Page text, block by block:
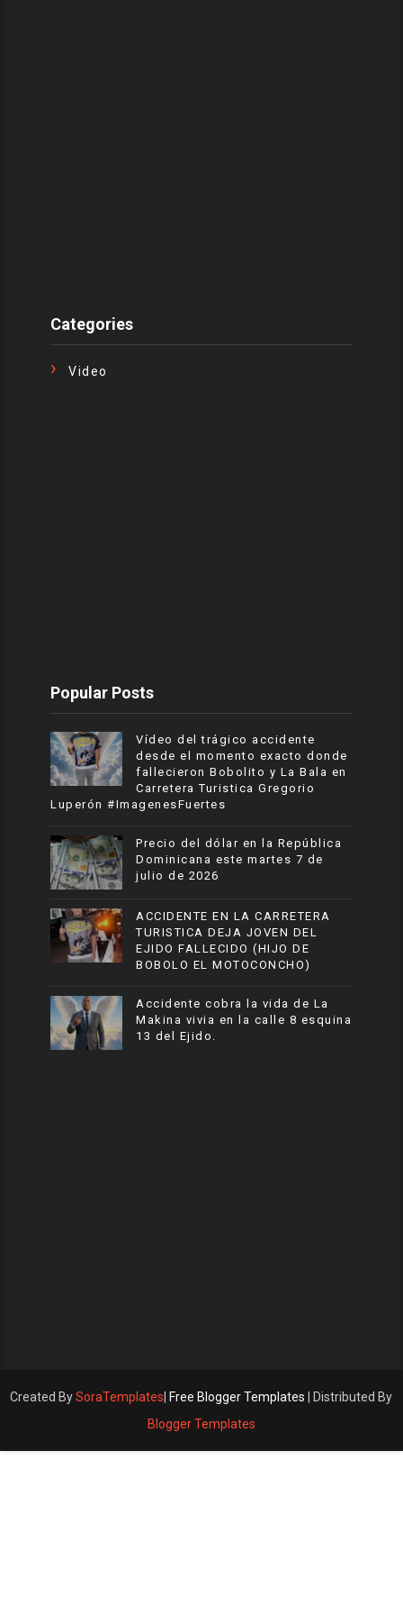
Categories
Video
Popular Posts
Vídeo del trágico accidente
desde el momento exacto donde
fallecieron Bobolito y La Bala en
Carretera Turistica Gregorio
Luperón #ImagenesFuertes
Precio del dólar en la República
Dominicana este martes 7 de
julio de 2026
ACCIDENTE EN LA CARRETERA
TURISTICA DEJA JOVEN DEL
EJIDO FALLECIDO (HIJO DE
BOBOLO EL MOTOCONCHO)
Accidente cobra la vida de La
Makina vivia en la calle 8 esquina
13 del Ejido.
Created BySoraTemplates Free Blogger Templates | Distributed By
Blogger Templates